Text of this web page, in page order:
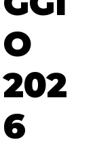
O
202
6